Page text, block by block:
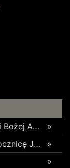
»
Bracia Mniejsi: Święto Prowincji Matki Bożej Anielskiej w Wieliczce
»
Przewodniczący Episkopatu: W 70. rocznicę Jasnogórskich Ślubów Narodu skierujmy nasze serce ku Maryi
»